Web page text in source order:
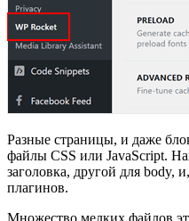
Разные страницы, и даже
файлы CSS или JavaScript.
заголовка, другой для body,
плагинов.
Множество мелких файлов